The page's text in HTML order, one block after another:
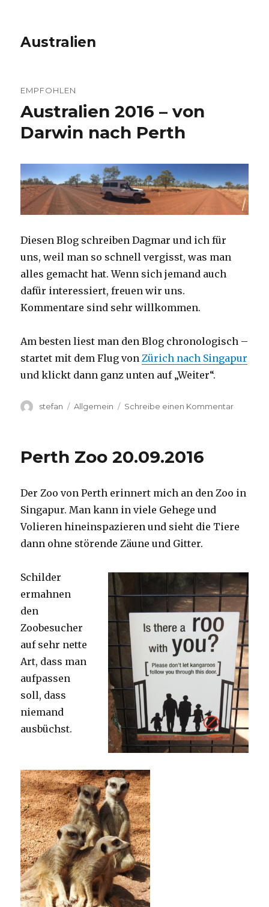
Australien
EMPFOHLEN
Australien 2016 – von
Darwin nach Perth
Diesen Blog schreiben Dagmar und ich für
uns, weil man so schnell vergisst, was man
alles gemacht hat. Wenn sich jemand auch
dafür interessiert, freuen wir uns.
Kommentare sind sehr willkommen.
Am besten liest man den Blog chronologisch –
startet mit dem Flug vonZürich nach Singapur
und klickt dann ganz unten auf „Weiter“.
Autor
stefan Kategorien
Allgemein Schreibe einen Kommentarzu
Perth
Perth Zoo 20.09.2016
Der Zoo von Perth erinnert mich an den Zoo in
Singapur. Man kann in viele Gehege und
Volieren hineinspazieren und sieht die Tiere
dann ohne störende Zäune und Gitter.
Schilder
ermahnen
den
Zoobesucher
auf sehr nette
Art, dass man
aufpassen
soll, dass
niemand
ausbüchst.